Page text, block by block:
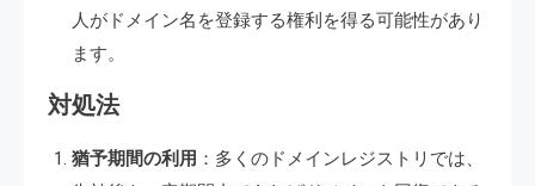
人がドメイン名を登録する権利を得る可能性があり
ます。
対処法
猶予期間の利用 ：多くのドメインレジストリでは、